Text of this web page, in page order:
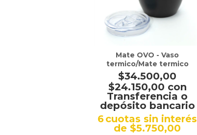
Mate OVO - Vaso
termico/Mate termico
$34.500,00
$24.150,00 con
Transferencia o
depósito bancario
6cuotas sin interés
de$5.750,00